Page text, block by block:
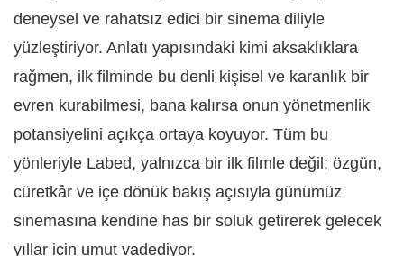
deneysel ve rahatsız edici bir sinema diliyle
yüzleştiriyor. Anlatı yapısındaki kimi aksaklıklara
rağmen, ilk filminde bu denli kişisel ve karanlık bir
evren kurabilmesi, bana kalırsa onun yönetmenlik
potansiyelini açıkça ortaya koyuyor. Tüm bu
yönleriyle Labed, yalnızca bir ilk filmle değil; özgün,
cüretkâr ve içe dönük bakış açısıyla günümüz
sinemasına kendine has bir soluk getirerek gelecek
yıllar için umut vadediyor.